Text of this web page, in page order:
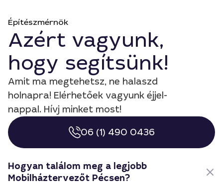
Építészmérnök
Azért vagyunk,
hogy segítsünk!
Amit ma megtehetsz, ne halaszd
holnapra! Elérhetőek vagyunk éjjel-
nappal. Hívj minket most!
06 (1) 490 0436
Hogyan találom meg a legjobb
Mobilháztervezőt Pécsen?